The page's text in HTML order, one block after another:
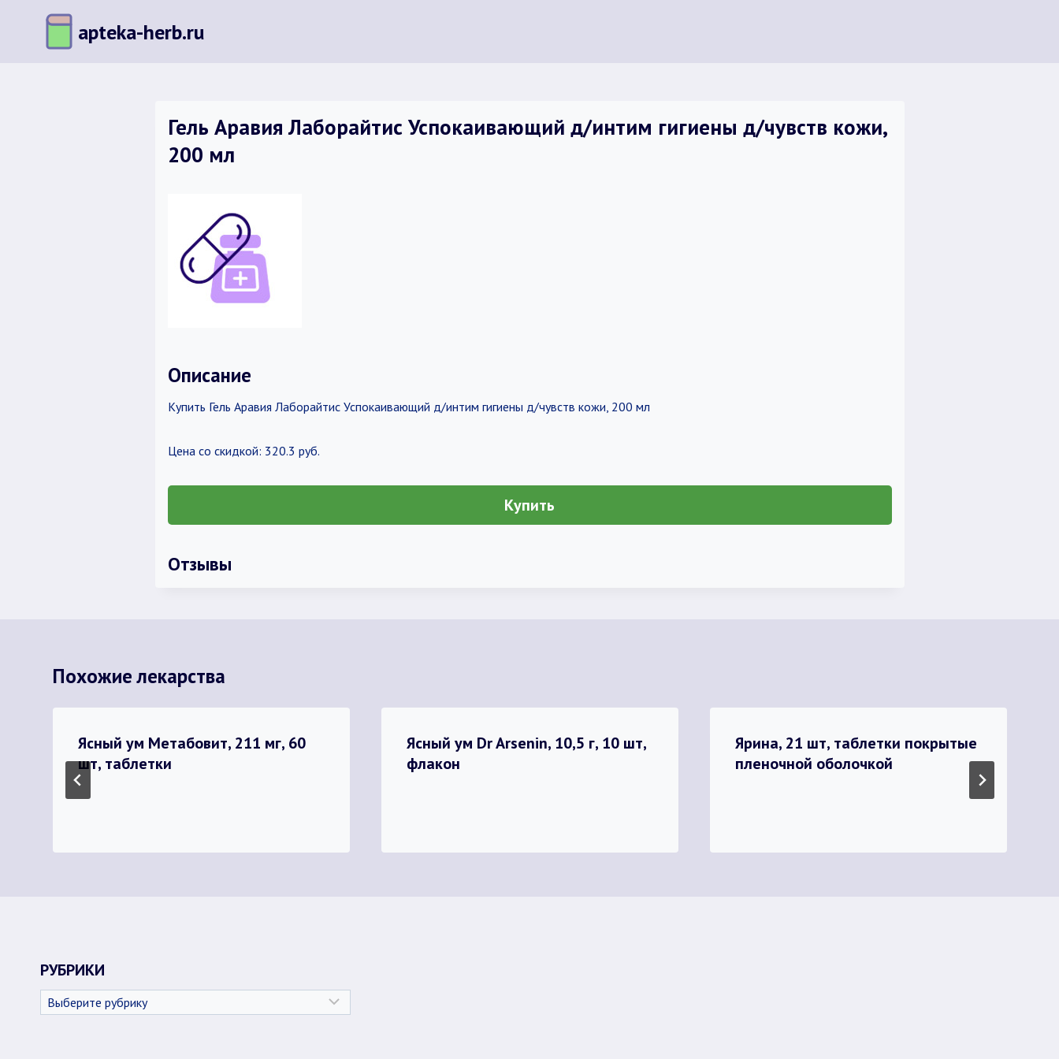
содержимому
apteka-herb.ru
Гель Аравия Лаборайтис Успокаивающий д/интим гигиены д/чувств кожи,
200 мл
Описание
Купить Гель Аравия Лаборайтис Успокаивающий д/интим гигиены д/чувств кожи, 200 мл
Цена со скидкой: 320.3 руб.
Купить
Отзывы
Похожие лекарства
Ясный ум Метабовит, 211 мг, 60
шт, таблетки
Ясный ум Dr Arsenin, 10,5 г, 10 шт,
флакон
Ярина, 21 шт, таблетки покрытые
пленочной оболочкой
РУБРИКИ
Рубрики